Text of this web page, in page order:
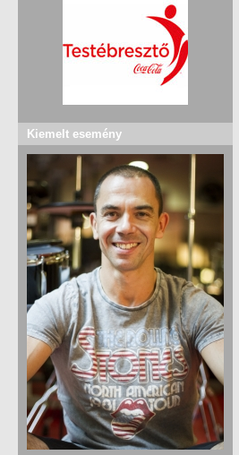
Kiemelt esemény